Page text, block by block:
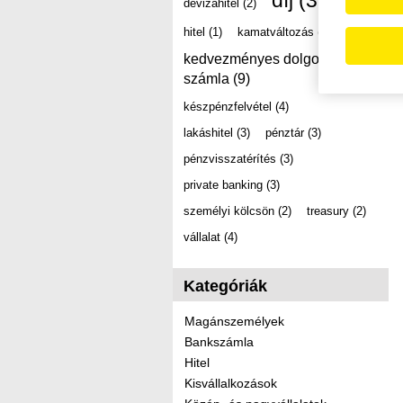
devizahitel (2)
hitel (1) kamatváltozás (2)
kedvezményes dolgozói
számla (9)
készpénzfelvétel (4)
lakáshitel (3) pénztár (3)
pénzvisszatérítés (3)
private banking (3)
személyi kölcsön (2) treasury (2)
vállalat (4)
Kategóriák
Magánszemélyek
Bankszámla
Hitel
Kisvállalkozások